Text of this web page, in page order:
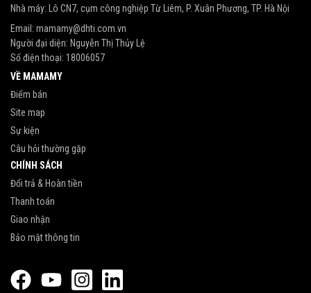
Nhà máy: Lô CN7, cụm công nghiệp Từ Liêm, P. Xuân Phương, TP. Hà Nội
Email: mamamy@dhti.com.vn
Người đại diện: Nguyễn Thị Thủy Lệ
Số điện thoại: 18006057
VỀ MAMAMY
Điểm bán
Site map
Sự kiện
Câu hỏi thường gặp
CHÍNH SÁCH
Đổi trả & Hoàn tiền
Thanh toán
Giao nhận
Bảo mật thông tin